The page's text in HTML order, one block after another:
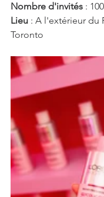
Nombre d'invités :
Lieu : A l'extérieur du
Toronto